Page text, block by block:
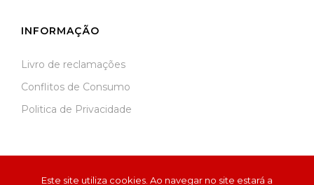
Este site utiliza cookies. Ao navegar no site estará a
INFORMAÇÃO
Livro de reclamações
Conflitos de Consumo
Politica de Privacidade